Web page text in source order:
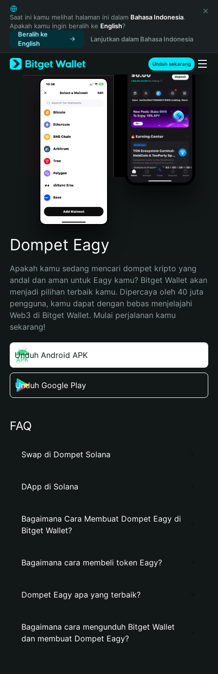
English
日本語
Tiếng Việt
Русский
Español (Latinoamérica)
Türkçe
Italiano
Português (Portugal)
Bahasa Indonesia
Português (Brasil)
Español (Argentina)
Saat ini kamu melihat halaman ini dalam Bahasa Indonesia.
Apakah kamu ingin beralih ke English?
Beralih ke
English
Lanjutkan dalam Bahasa Indonesia
Unduh sekarang
Dompet Eagy
Apakah kamu sedang mencari dompet kripto yang
andal dan aman untuk Eagy kamu? Bitget Wallet akan
menjadi pilihan terbaik kamu. Dipercaya oleh 40 juta
pengguna, kamu dapat dengan bebas menjelajahi
Web3 di Bitget Wallet. Mulai perjalanan kamu
sekarang!
Unduh Android APK
Unduh Google Play
FAQ
Swap di Dompet Solana
DApp di Solana
Bagaimana Cara Membuat Dompet Eagy di
Bitget Wallet?
Bagaimana cara membeli token Eagy?
Dompet Eagy apa yang terbaik?
Bagaimana cara mengunduh Bitget Wallet
dan membuat Dompet Eagy?